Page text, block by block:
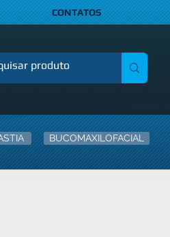
CONTATOS
BUCOMAXILOFACIAL